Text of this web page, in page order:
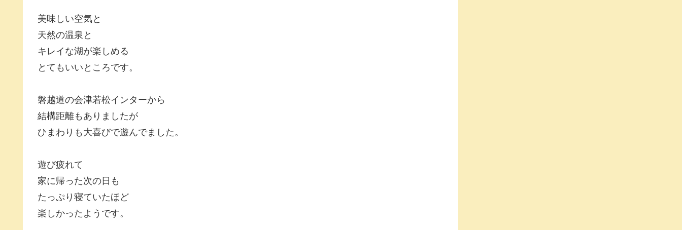
美味しい空気と
天然の温泉と
キレイな湖が楽しめる
とてもいいところです。
磐越道の会津若松インターから
結構距離もありましたが
ひまわりも大喜びで遊んでました。
遊び疲れて
家に帰った次の日も
たっぷり寝ていたほど
楽しかったようです。